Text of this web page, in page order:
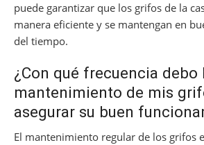
puede garantizar que los grifos de la
manera eficiente y se mantengan en
del tiempo.
¿Con qué frecuencia debo
mantenimiento de mis
asegurar su buen
El mantenimiento regular de los grifos